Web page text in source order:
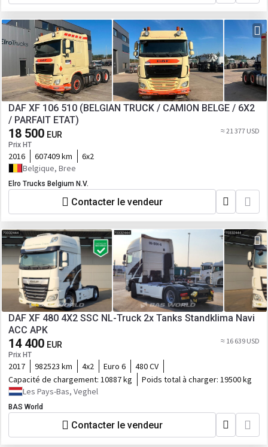
DAF XF 106 510 (BELGIAN TRUCK / CAMION BELGE / 6X2
/ PARFAIT ETAT)
18 500 EUR
Prix HT
≈ 21 377 USD
2016 607409 km
6x2
Belgique, Bree
Elro Trucks Belgium N.V.
Contacter le vendeur
DAF XF 480 4X2 SSC NL-Truck 2x Tanks Standklima Navi
ACC APK
14 400 EUR
Prix HT
≈ 16 639 USD
2017 982523 km 4x2 Euro 6
480 CV
Capacité de chargement: 10887 kg Poids total à charger: 19500 kg
Les Pays-Bas, Veghel
BAS World
Contacter le vendeur